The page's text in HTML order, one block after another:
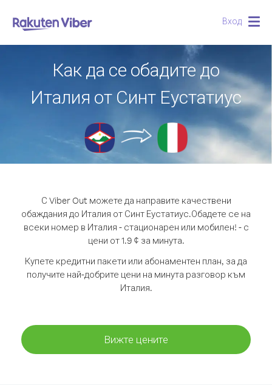
Вход
Как да се обадите до
Италия от Синт Еустатиус
С Viber Out можете да направите качествени
обаждания до Италия от Синт Еустатиус.Обадете се на
всеки номер в Италия - стационарен или мобилен! - с
цени от 1.9 ¢ за минута.
Купете кредитни пакети или абонаментен план, за да
получите най-добрите цени на минута разговор към
Италия.
Вижте цените